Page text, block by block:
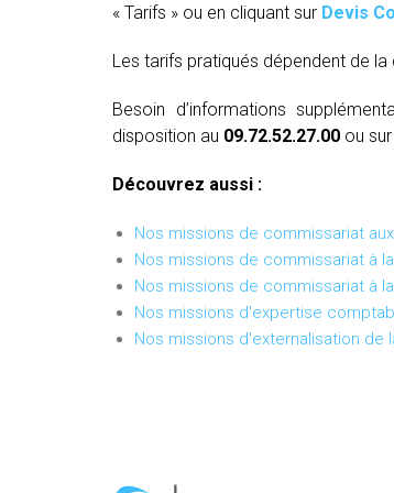
« Tarifs » ou en cliquant sur Devis
Les tarifs pratiqués dépendent de
Besoin d’informations
disposition au 09.72.52.27.00 ou
Découvrez aussi :
Nos missions de commissariat
Nos missions de commissariat à
Nos missions de commissariat à
Nos missions d'expertise
Nos missions d'externalisation de